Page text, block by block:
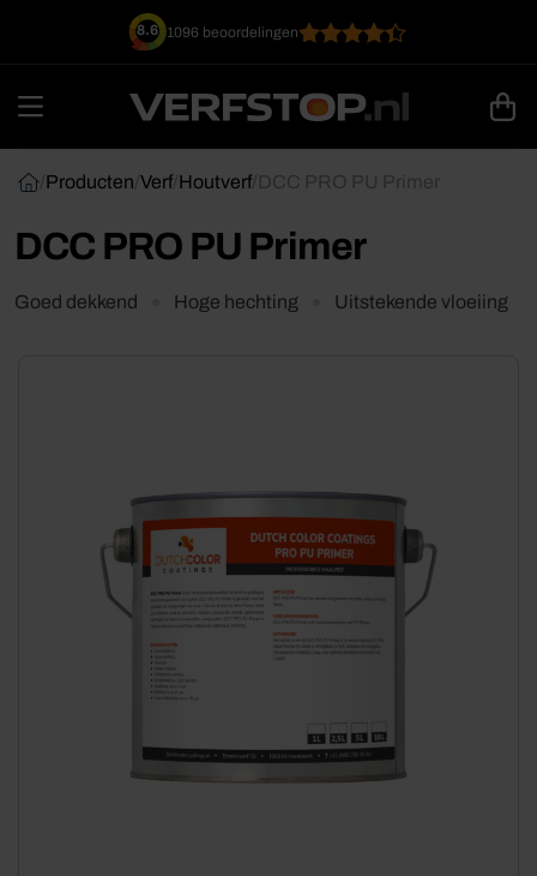
8.6 1096 beoordelingen
Producten Verf Houtverf DCC PRO PU Primer
DCC PRO PU Primer
Goed dekkend Hoge hechting Uitstekende vloeiing